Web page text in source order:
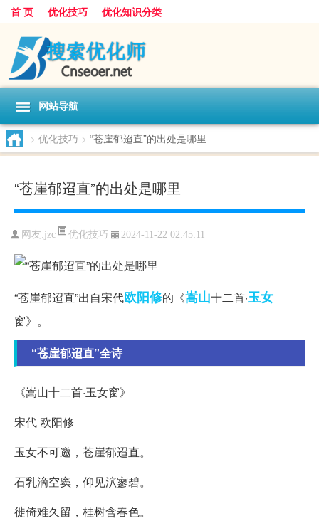
首 页 优化技巧 优化知识分类
网站导航
> 优化技巧 > “苍崖郁迢直”的出处是哪里
“苍崖郁迢直”的出处是哪里
网友:jzc 优化技巧 2024-11-22 02:45:11
“苍崖郁迢直”出自宋代欧阳修的《嵩山十二首·玉女
窗》。
“苍崖郁迢直”全诗
《嵩山十二首·玉女窗》
宋代 欧阳修
玉女不可邀，苍崖郁迢直。
石乳滴空窦，仰见泬寥碧。
徙倚难久留，桂树含春色。